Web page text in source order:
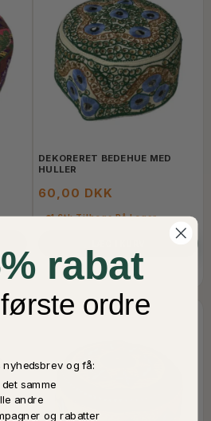
DEKORERET BEDEHUE MED
HULLER
60,00 DKK
1 Stk Tilbage På Lager
rabat
ordre
nyhedsbrev og få:
samme
andre
og rabatter